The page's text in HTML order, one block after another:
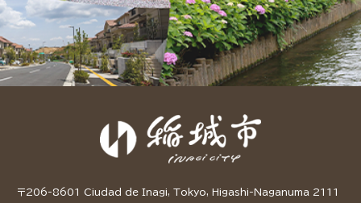
〒206-8601 Ciudad de Inagi, Tokyo, Higashi-Naganuma 2111